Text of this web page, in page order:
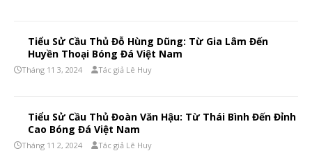
Tiểu Sử Cầu Thủ Đỗ Hùng Dũng: Từ Gia Lâm Đến
Huyền Thoại Bóng Đá Việt Nam
Tháng 11 3, 2024 Tác giả Lê Huy
Tiểu Sử Cầu Thủ Đoàn Văn Hậu: Từ Thái Bình Đến Đỉnh
Cao Bóng Đá Việt Nam
Tháng 11 2, 2024 Tác giả Lê Huy